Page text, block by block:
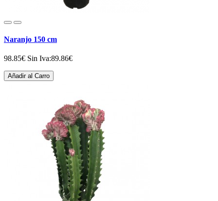
Naranjo 150 cm
98.85€ Sin Iva:89.86€
Añadir al Carro